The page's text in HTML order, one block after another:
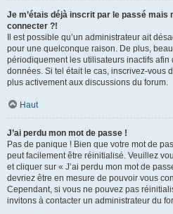
Je m’étais déjà inscrit par le passé mais
connecter ?!
Il est possible qu’un administrateur ait
pour une quelconque raison. De plus,
périodiquement les utilisateurs inactifs
données. Si tel était le cas, inscrivez-vous
plus activement aux discussions du forum.
Haut
J’ai perdu mon mot de passe !
Pas de panique ! Bien que votre mot de
peut facilement être réinitialisé. Veuillez
et cliquer sur « J’ai perdu mon mot de
devriez être en mesure de pouvoir vous
Cependant, si vous ne pouvez pas
invitons à contacter un administrateur du